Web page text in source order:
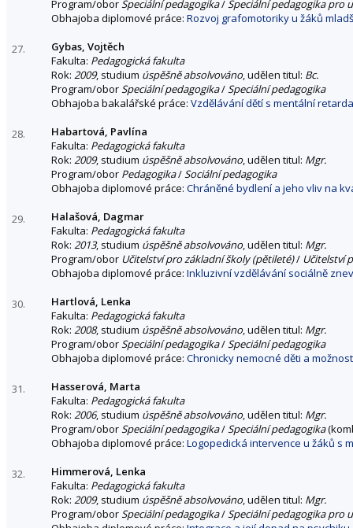
Program/oborSpeciální pedagogika/Speciální pedagogika pro
Obhajoba diplomové práce: Rozvoj grafomotoriky u žáků
27.
Gybas, Vojtěch
Fakulta: Pedagogická fakulta
Rok: 2009, studium úspěšně absolvováno, udělen titul: Bc.
Program/oborSpeciální pedagogika/Speciální pedagogika
Obhajoba bakalářské práce: Vzdělávání dětí s mentální
28.
Habartová, Pavlína
Fakulta: Pedagogická fakulta
Rok: 2009, studium úspěšně absolvováno, udělen titul: Mgr.
Program/obor Pedagogika/Sociální pedagogika
Obhajoba diplomové práce: Chráněné bydlení a jeho vliv na
29.
Halašová, Dagmar
Fakulta: Pedagogická fakulta
Rok: 2013, studium úspěšně absolvováno, udělen titul: Mgr.
Program/obor Učitelství pro základní školy (pětileté)/ Učitelství
Obhajoba diplomové práce: Inkluzivní vzdělávání sociálně
30.
Hartlová, Lenka
Fakulta: Pedagogická fakulta
Rok: 2008, studium úspěšně absolvováno, udělen titul: Mgr.
Program/oborSpeciální pedagogika/Speciální pedagogika
Obhajoba diplomové práce: Chronicky nemocné děti a
31.
Hasserová, Marta
Fakulta: Pedagogická fakulta
Rok: 2006, studium úspěšně absolvováno, udělen titul: Mgr.
Program/oborSpeciální pedagogika/Speciální pedagogika
Obhajoba diplomové práce: Logopedická intervence u žáků s
32.
Himmerová, Lenka
Fakulta: Pedagogická fakulta
Rok: 2009, studium úspěšně absolvováno, udělen titul: Mgr.
Program/oborSpeciální pedagogika/Speciální pedagogika pro